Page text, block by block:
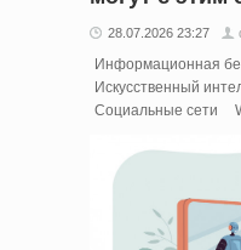
28.07.2026 23:27
Информационная
Искусственный
Социальные сети